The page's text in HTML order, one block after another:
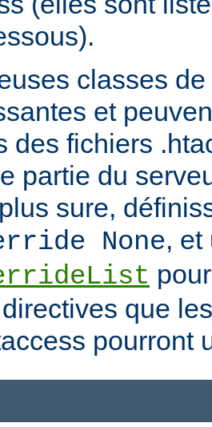
classes
et
des fichiers
partie du
sure,
None, et
que
pourront